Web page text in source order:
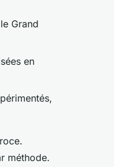
Grand
en
méthode.